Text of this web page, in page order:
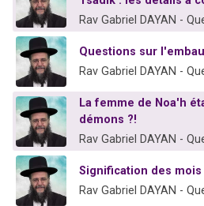
Rav Gabriel DAYAN -
Questions sur
Rav Gabriel DAYAN -
La femme de Noa'h
démons ?!
Rav Gabriel DAYAN -
Signification des
Rav Gabriel DAYAN -